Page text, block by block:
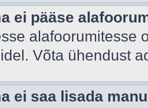
ei pääse
alafoorumitesse
Võta ühendust
ei saa lisada